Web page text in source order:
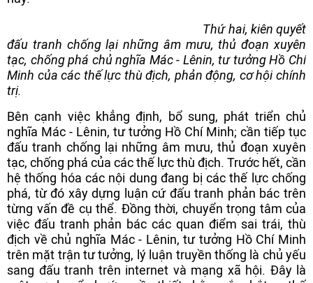
Thứ hai, kiên quyết
đấu tranh chống lại những âm mưu, thủ đoạn xuyên
tạc, chống phá chủ nghĩa Mác - Lênin, tư tưởng Hồ Chí
Minh của các thế lực thù địch, phản động, cơ hội chính
trị.
Bên cạnh việc khẳng định, bổ sung, phát triển chủ
nghĩa Mác - Lênin, tư tưởng Hồ Chí Minh; cần tiếp tục
đấu tranh chống lại những âm mưu, thủ đoạn xuyên
tạc, chống phá của các thế lực thù địch. Trước hết, cần
hệ thống hóa các nội dung đang bị các thế lực chống
phá, từ đó xây dựng luận cứ đấu tranh phản bác trên
từng vấn đề cụ thể. Đồng thời, chuyển trọng tâm của
việc đấu tranh phản bác các quan điểm sai trái, thù
địch về chủ nghĩa Mác - Lênin, tư tưởng Hồ Chí Minh
trên mặt trận tư tưởng, lý luận truyền thống là chủ yếu
sang đấu tranh trên internet và mạng xã hội. Đây là